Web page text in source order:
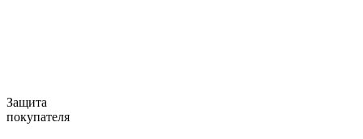
Защита
покупателя